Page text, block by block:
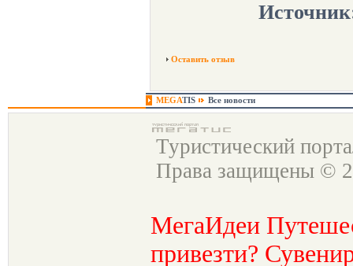
Оставить отзыв
MEGATIS Все новости
Туристический
Права защищены ©
МегаИдеи
привезти?